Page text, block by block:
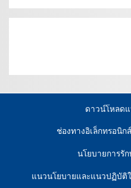
ดาวน์โหลด
ช่องทางอิเล็กทรอนิ
นโยบายการรั
แนวนโยบายและแนวปฏิบัติ